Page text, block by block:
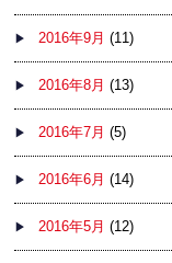
2016年9月 (11)
2016年8月 (13)
2016年7月 (5)
2016年6月 (14)
2016年5月 (12)